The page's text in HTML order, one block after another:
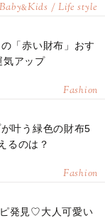
Baby&Kids / Life style
「赤い財布」おす
アップ
Fashion
叶う緑色の財布5
るのは？
Fashion
発見♡大人可愛い